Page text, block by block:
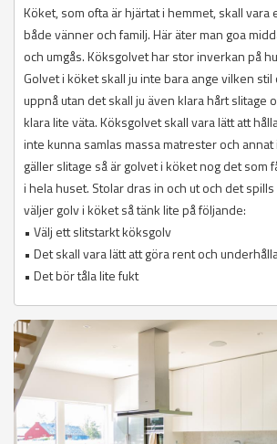
Köket, som ofta är hjärtat i hemmet, skall vara
både vänner och familj. Här äter man goa
och umgås. Köksgolvet har stor inverkan på
Golvet i köket skall ju inte bara ange vilken stil
uppnå utan det skall ju även klara hårt slitage
klara lite väta. Köksgolvet skall vara lätt att
inte kunna samlas massa matrester och
gäller slitage så är golvet i köket nog det som
i hela huset. Stolar dras in och ut och det
väljer golv i köket så tänk lite på följande:
• Välj ett slitstarkt köksgolv
• Det skall vara lätt att göra rent och
• Det bör tåla lite fukt